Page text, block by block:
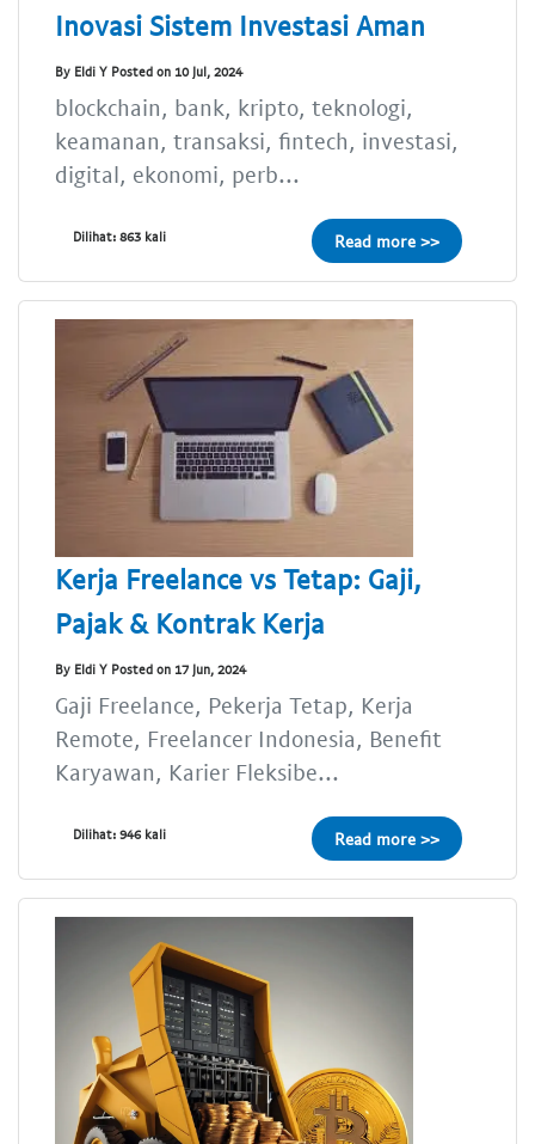
Inovasi Sistem Investasi Aman
By Eldi Y Posted on 10 Jul, 2024
blockchain, bank, kripto, teknologi,
keamanan, transaksi, fintech, investasi,
digital, ekonomi, perb...
Dilihat: 863 kali Read more >>
Kerja Freelance vs Tetap: Gaji,
Pajak & Kontrak Kerja
By Eldi Y Posted on 17 Jun, 2024
Gaji Freelance, Pekerja Tetap, Kerja
Remote, Freelancer Indonesia, Benefit
Karyawan, Karier Fleksibe...
Dilihat: 946 kali Read more >>